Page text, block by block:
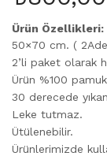
Ürün Özellikleri:
50×70 cm. (
2’li paket olarak
Ürün %100
30 derecede
Leke tutmaz.
Ütülenebilir.
Ürünlerimizde